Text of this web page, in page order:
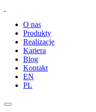
O nas
Produkty
Realizacje
Kariera
Blog
Kontakt
EN
PL